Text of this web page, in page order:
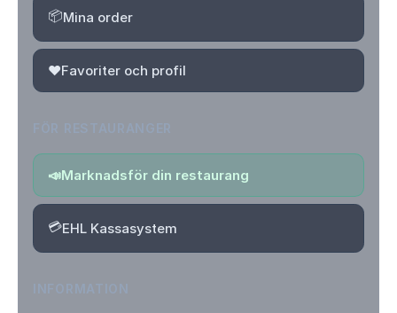
📦Mina order
❤️Favoriter och profil
📣Marknadsför din restaurang
💳EHL Kassasystem